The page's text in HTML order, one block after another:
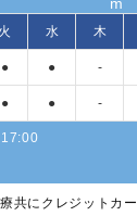
火 水 木
● ● -
● ● -
共にクレジットカ